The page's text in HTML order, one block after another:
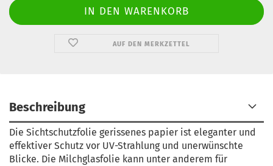
AUF DEN MERKZETTEL
Beschreibung
Die Sichtschutzfolie gerissenes papier ist eleganter und
effektiver Schutz vor UV-Strahlung und unerwünschte
Blicke. Die Milchglasfolie kann unter anderem für